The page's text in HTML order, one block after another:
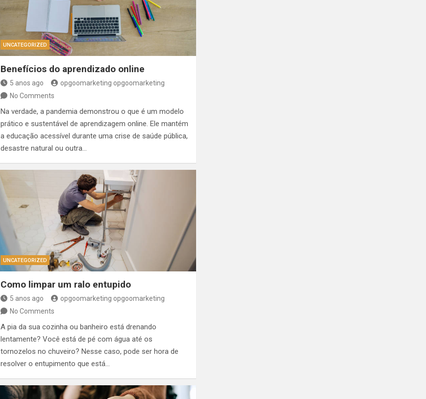
UNCATEGORIZED
Benefícios do aprendizado online
5 anos ago
opgoomarketing opgoomarketing
No Comments
Na verdade, a pandemia demonstrou o que é um modelo
prático e sustentável de aprendizagem online. Ele mantém
a educação acessível durante uma crise de saúde pública,
desastre natural ou outra…
UNCATEGORIZED
Como limpar um ralo entupido
5 anos ago
opgoomarketing opgoomarketing
No Comments
A pia da sua cozinha ou banheiro está drenando
lentamente? Você está de pé com água até os
tornozelos no chuveiro? Nesse caso, pode ser hora de
resolver o entupimento que está…